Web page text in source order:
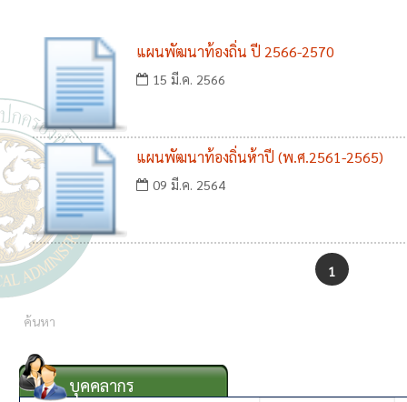
แผนพัฒนาท้องถิ่น ปี 2566-2570
15 มี.ค. 2566
แผนพัฒนาท้องถิ่นห้าปี (พ.ศ.2561-2565)
09 มี.ค. 2564
1
บุคคลากร